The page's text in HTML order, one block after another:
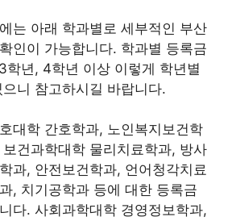
는 아래 학과별로 세부적인 부산
인이 가능합니다. 학과별 등록금
학년, 4학년 이상 이렇게 학년별
니 참고하시길 바랍니다.
대학 간호학과, 노인복지보건학
건과학대학 물리치료학과, 방사
과, 안전보건학과, 언어청각치료
, 치기공학과 등에 대한 등록금
다. 사회과학대학 경영정보학과,